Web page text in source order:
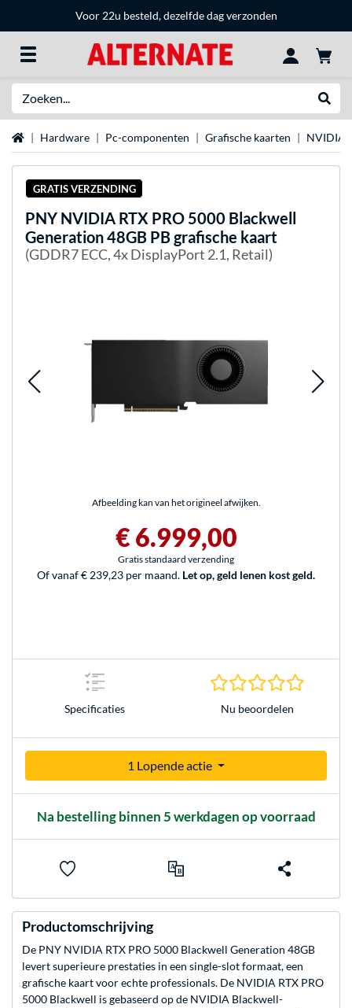
Voor 22u besteld, dezelfde dag verzonden
Home Hardware Pc-componenten Grafische kaarten NVIDIA
GRATIS VERZENDING
PNY NVIDIA RTX PRO 5000 Blackwell
Generation 48GB PB grafische kaart
(GDDR7 ECC, 4x DisplayPort 2.1, Retail)
Afbeelding kan van het origineel afwijken.
€ 6.999,00
Gratis standaard verzending
Of vanaf € 239,23 per maand. Let op, geld lenen kost geld.
Specificaties Nu beoordelen
1 Lopende actie
Na bestelling binnen 5 werkdagen op voorraad
Productomschrijving
De PNY NVIDIA RTX PRO 5000 Blackwell Generation 48GB
levert superieure prestaties in een single-slot formaat, een
grafische kaart voor echte professionals. De NVIDIA RTX PRO
5000 Blackwell is gebaseerd op de NVIDIA Blackwell-